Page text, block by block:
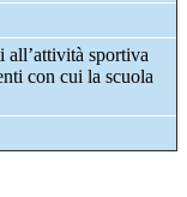
all’attività sportiva
con cui la scuola